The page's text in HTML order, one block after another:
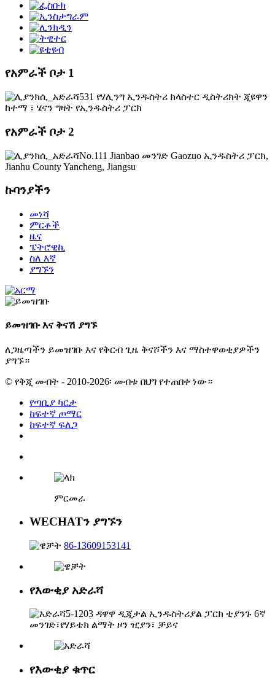
የአምራች ቦታ 1
531 የሃሊንግ ኢንዱስትሪ ክላስተር ዲስትሪክት ጂዩዋን
ከተማ ፣ ሄናን ግዛት የኢንዱስትሪ ፓርክ
የአምራች ቦታ 2
No.111 Jianbao መንገድ Gaozuo ኢንዱስትሪ ፓርክ,
Jianhu County Yancheng, Jiangsu
ኩባንያችን
መነሻ
ምርቶች
ዜና
ፔትሮዊኪ
ስለ እኛ
ያግኙን
ይመዝገቡ እና ቅናሽ ያግኙ
ለጋዜጣችን ይመዝገቡ እና የቅርብ ጊዜ ቅናሾችን እና ማስተዋወቂያዎችን
ያግኙ።
© የቅጂ መብት - 2010-2026፡ መብቱ በህግ የተጠበቀ ነው።
የጣቢያ ካርታ
ከፍተኛ ጦማር
ከፍተኛ ፍለጋ
ምርመራ
WECHATን ያግኙን
86-13609153141
የእውቂያ አድራሻ
5-1203 ዳዋዋ ዲጂታል ኢንዱስትሪያል ፓርክ ቲያንጉ 6ኛ
መንገድ፣የሃይቴክ ልማት ዞን ዢያን፣ ቻይና
የእውቂያ ቁጥር